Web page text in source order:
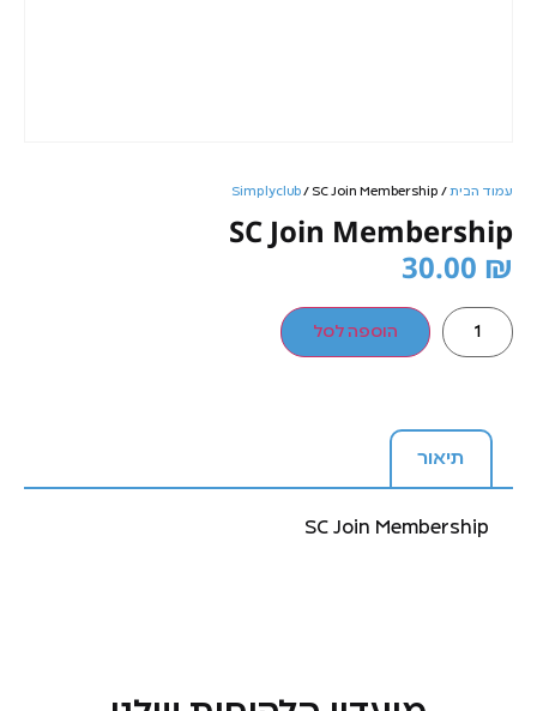
עמוד הבית/
Simplyclub/ SC Join Membership
SC Join Membership
30.00 ₪
הוספה לסל
תיאור
SC Join Membership